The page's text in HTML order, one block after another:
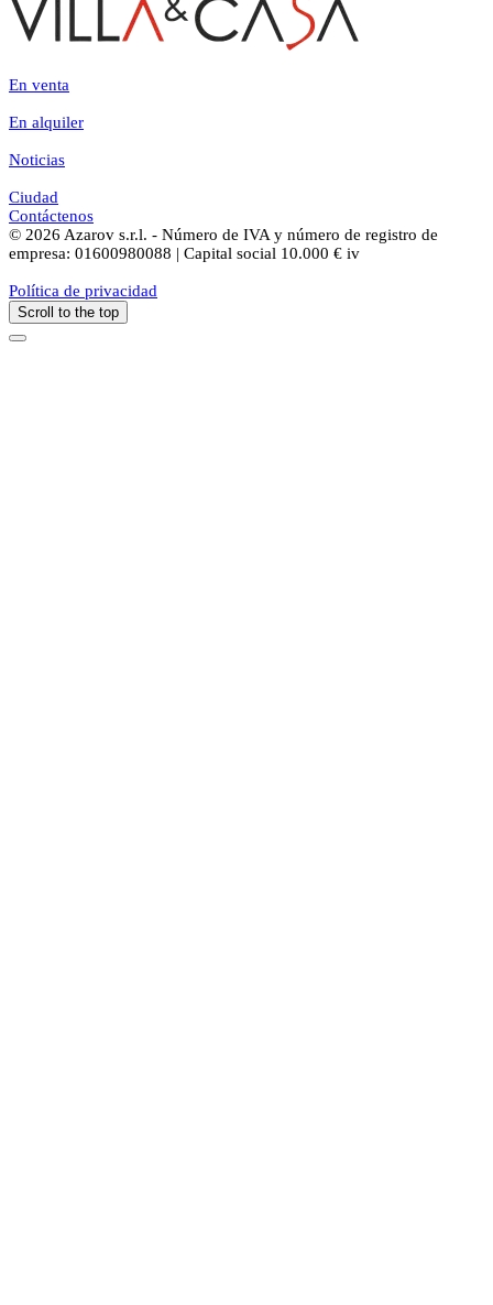
En venta
En alquiler
Noticias
Ciudad
Contáctenos
© 2026 Azarov s.r.l. - Número de IVA y número de registro de
empresa: 01600980088 | Capital social 10.000 € iv
Política de privacidad
Scroll to the top